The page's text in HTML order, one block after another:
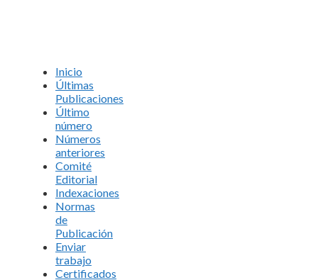
Inicio
Últimas
Publicaciones
Último
número
Números
anteriores
Comité
Editorial
Indexaciones
Normas
de
Publicación
Enviar
trabajo
Certificados